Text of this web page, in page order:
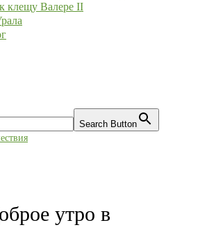
клещу Валере II
Search Button
утро в